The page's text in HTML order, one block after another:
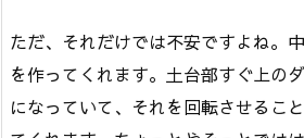
ただ、それだけでは不安ですよね。
を作ってくれます。土台部すぐ上の
になっていて、それを回転させるこ